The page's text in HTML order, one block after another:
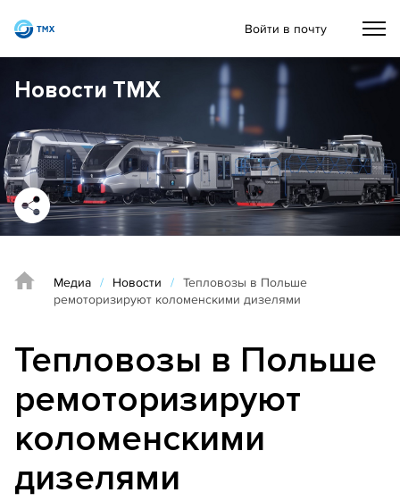
Войти в почту
Новости ТМХ
Медиа / Новости / Тепловозы в Польше
ремоторизируют коломенскими дизелями
Тепловозы в Польше
ремоторизируют
коломенскими
дизелями